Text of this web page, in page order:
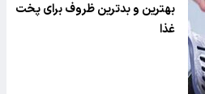
بهترین و بدترین ظروف برای پخت
غذا